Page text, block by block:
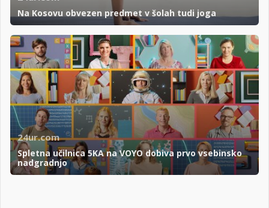
Na Kosovu obvezen predmet v šolah tudi joga
24ur.com
Spletna učilnica 5KA na VOYO dobiva prvo vsebinsko
nadgradnjo